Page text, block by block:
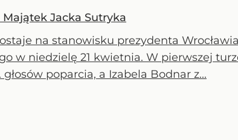
Jacka Sutryka
na stanowisku prezydenta
w niedzielę 21 kwietnia. W pierwszej
głosów poparcia, a Izabela Bodnar z...